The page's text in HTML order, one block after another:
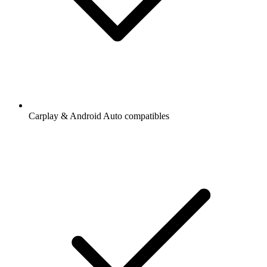
Carplay & Android Auto compatibles